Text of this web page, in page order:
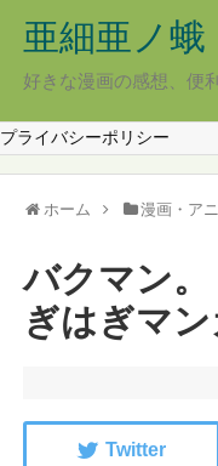
亜細亜ノ蛾
好きな漫画の感想、便
プライバシーポリシー
ホーム 漫画・ア
バクマン。
ぎはぎマ